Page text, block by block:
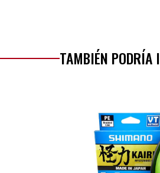
TAMBIÉN PODRÍA